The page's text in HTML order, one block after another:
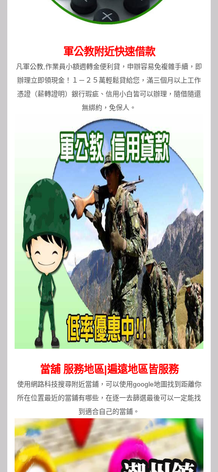
軍公教附近快速借款
凡軍公教,作業員小額週轉金便利貸，申辦容易免複雜手續，即
辦理立即領現金！１－２５萬輕鬆貸給您，滿三個月以上工作
憑證（薪轉證明）銀行瑕疵、信用小白皆可以辦理，隨借隨還
無綁約，免保人。
當舖 服務地區|遍遠地區皆服務
使用網路科技搜尋附近當鋪，可以使用google地圖找到距離你
所在位置最近的當鋪有哪些，在逐一去篩選最後可以一定能找
到適合自己的當鋪。